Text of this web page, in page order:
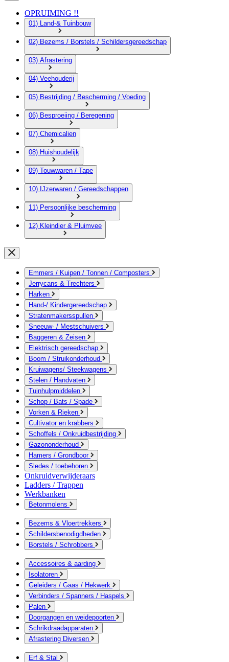
OPRUIMING !!
01) Land-& Tuinbouw
02) Bezems / Borstels / Schildersgereedschap
03) Afrastering
04) Veehouderij
05) Bestrijding / Bescherming / Voeding
06) Besproeiing / Beregening
07) Chemicalien
08) Huishoudelijk
09) Touwwaren / Tape
10) IJzerwaren / Gereedschappen
11) Persoonlijke bescherming
12) Kleindier & Pluimvee
Emmers / Kuipen / Tonnen / Composters
Jerrycans & Trechters
Harken
Hand-/ Kindergereedschap
Stratenmakersspullen
Sneeuw- / Mestschuivers
Baggeren & Zeisen
Elektrisch gereedschap
Boom / Struikonderhoud
Kruiwagens/ Steekwagens
Stelen / Handvaten
Tuinhulpmiddelen
Schop / Bats / Spade
Vorken & Rieken
Cultivator en krabbers
Schoffels / Onkruidbestrijding
Gazononderhoud
Hamers / Grondboor
Sledes / toebehoren
Onkruidverwijderaars
Ladders / Trappen
Werkbanken
Betonmolens
Bezems & Vloertrekkers
Schildersbenodigdheden
Borstels / Schrobbers
Accessoires & aarding
Isolatoren
Geleiders / Gaas / Hekwerk
Verbinders / Spanners / Haspels
Palen
Doorgangen en weidepoorten
Schrikdraadapparaten
Afrastering Diversen
Erf & Stal